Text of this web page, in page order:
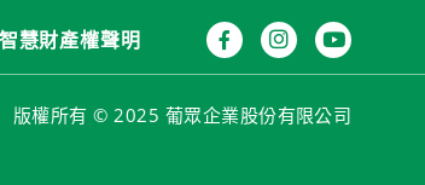
智慧財產權聲明
版權所有 © 2025 葡眾企業股份有限公司